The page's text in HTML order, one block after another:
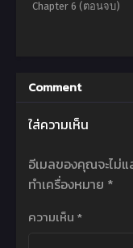
Chapter 6 (ตอนจบ)
Comment
ใส่ความเห็น
อีเมลของคุณจะไม่
ทำเครื่องหมาย *
ความเห็น *